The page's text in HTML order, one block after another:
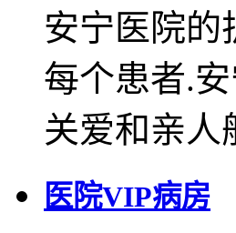
安宁医院的
每个患者.
关爱和亲人
医院VIP病房